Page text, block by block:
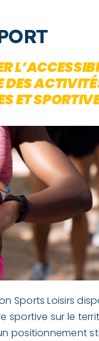
DES
ET
Sports Loisirs
sportive sur le
positionnement